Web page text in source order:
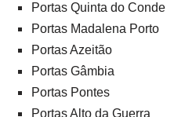
Portas Quinta do Conde
Portas Madalena Porto
Portas Azeitão
Portas Gâmbia
Portas Pontes
Portas Alto da Guerra